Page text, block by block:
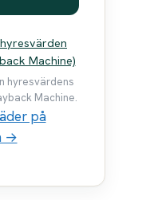
Machine)
hyresvärdens
Machine.
på
→